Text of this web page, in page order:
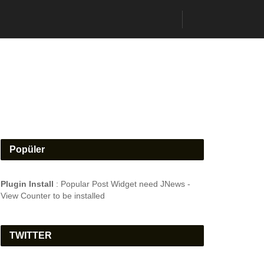
Popüler
Plugin Install : Popular Post Widget need JNews -
View Counter to be installed
TWITTER